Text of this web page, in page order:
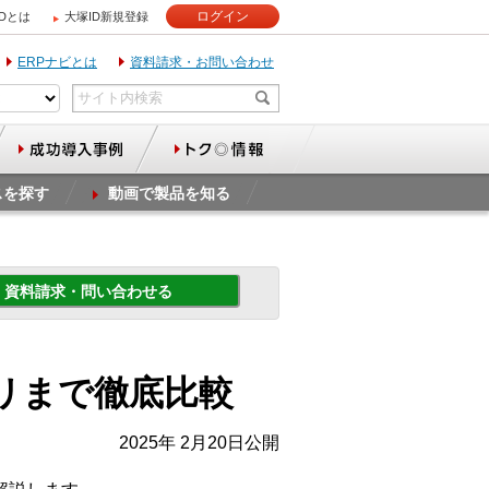
とは 大塚ID新規登録 ログイン
ERPナビとは 資料請求・お問い合わせ
探す 動画で製品を知る
資料請求・問い合わせる
まで徹底比較
2025年 2月20日公開